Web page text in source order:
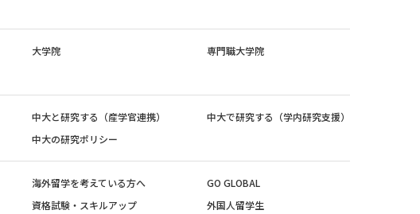
大学院
専門職大学院
中大と研究する（産学官連携）
中大で研究する（学内研究支援）
中大の研究ポリシー
海外留学を考えている方へ
GO GLOBAL
資格試験・スキルアップ 外国人留学生